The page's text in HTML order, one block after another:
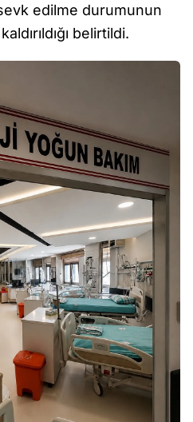
edilme durumunun
belirtildi.